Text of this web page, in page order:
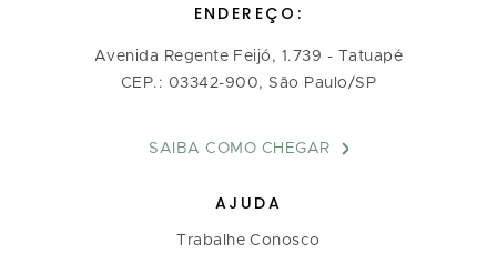
ENDEREÇO:
Avenida Regente Feijó, 1.739 - Tatuapé
CEP.: 03342-900, São Paulo/SP
SAIBA COMO CHEGAR
AJUDA
Trabalhe Conosco